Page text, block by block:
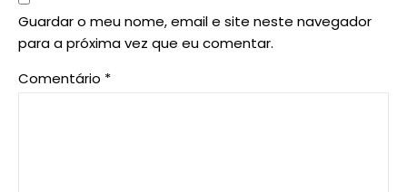
Guardar o meu nome, email e site neste navegador
para a próxima vez que eu comentar.
Comentário *